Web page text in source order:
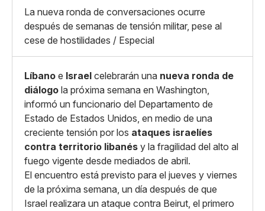
Copiar enlace
La nueva ronda de conversaciones ocurre
después de semanas de tensión militar, pese al
cese de hostilidades / Especial
Líbano e Israel celebrarán una nueva ronda de
diálogo la próxima semana en Washington,
informó un funcionario del Departamento de
Estado de Estados Unidos, en medio de una
creciente tensión por los ataques israelíes
contra territorio libanés y la fragilidad del alto al
fuego vigente desde mediados de abril.
El encuentro está previsto para el jueves y viernes
de la próxima semana, un día después de que
Israel realizara un ataque contra Beirut, el primero